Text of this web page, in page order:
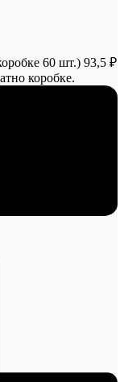
60 шт.) 93,5 ₽
коробке.